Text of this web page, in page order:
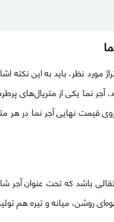
مورد نظر، باید به این
نما یکی از متریال‌های
نهایی آجر نما در هر
باشد که تحت عنوان
روشن، میانه و تیره